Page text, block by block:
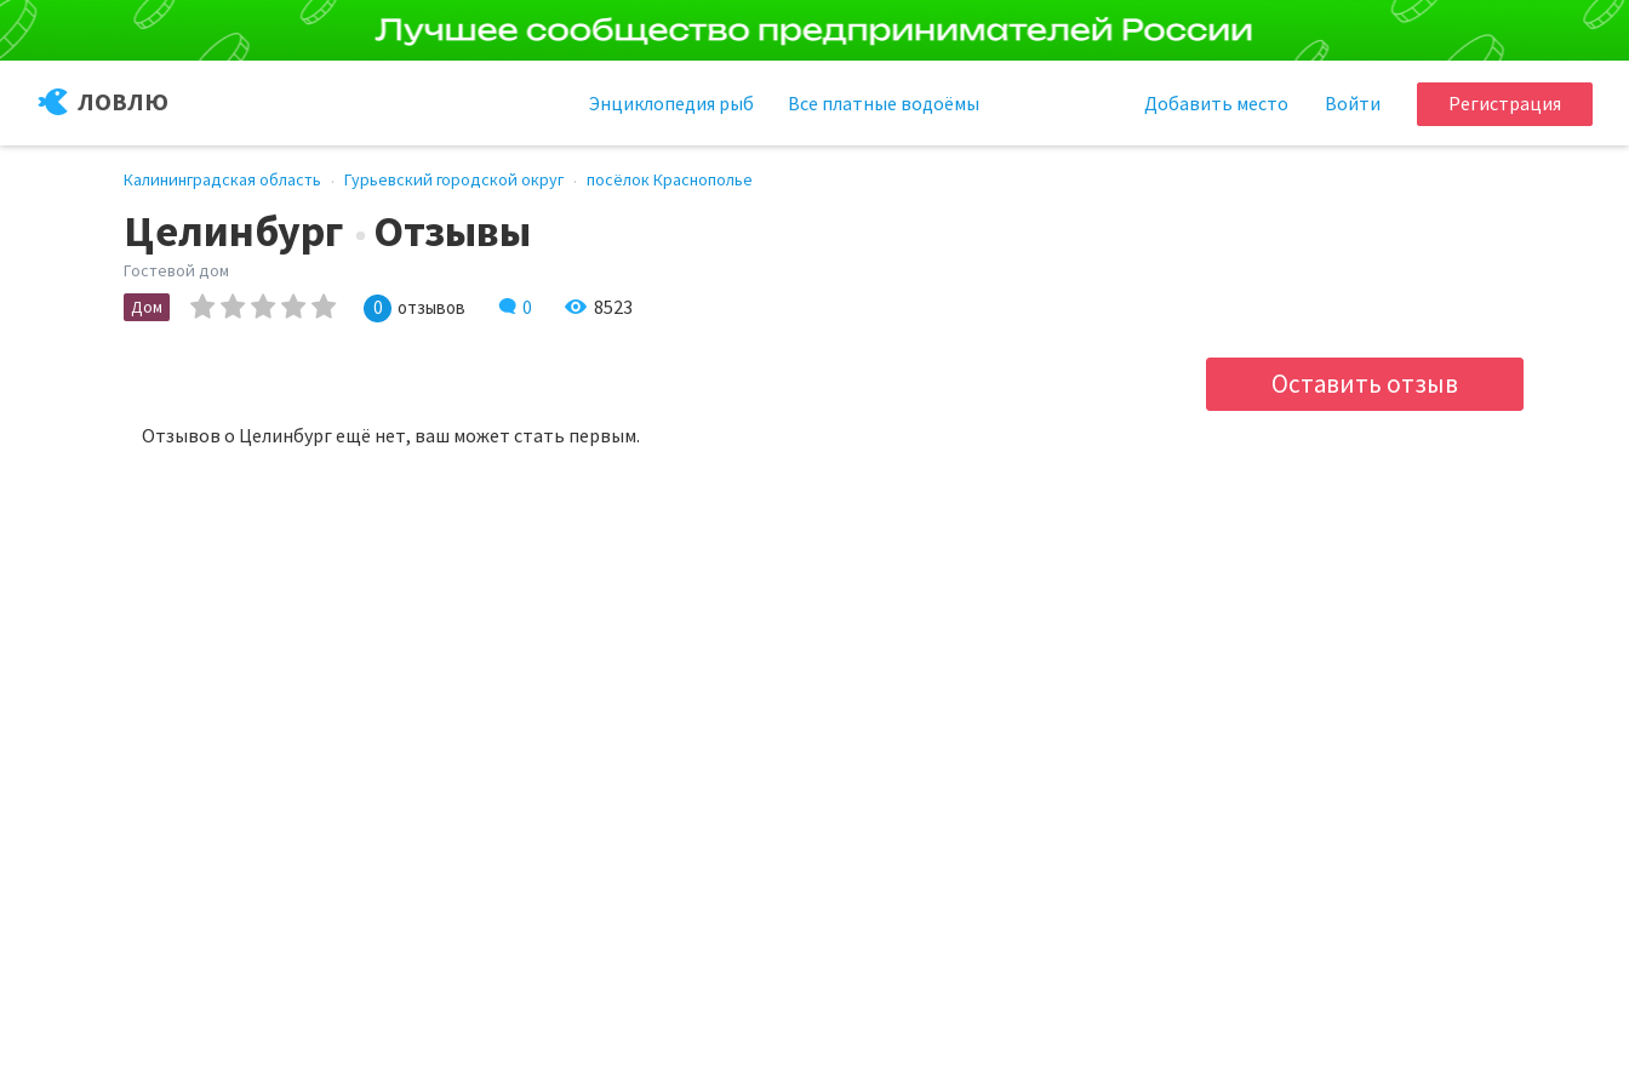
ЛОВЛЮ Регистрация
Войти
Добавить место
Энциклопедия рыб Все платные водоёмы
Калининградская область Гурьевский городской округ посёлок Краснополье
Целинбург Отзывы
Гостевой дом
Дом
0 отзывов 0 8523
Отзывов о Целинбург ещё нет, ваш может стать первым.
Оставить отзыв